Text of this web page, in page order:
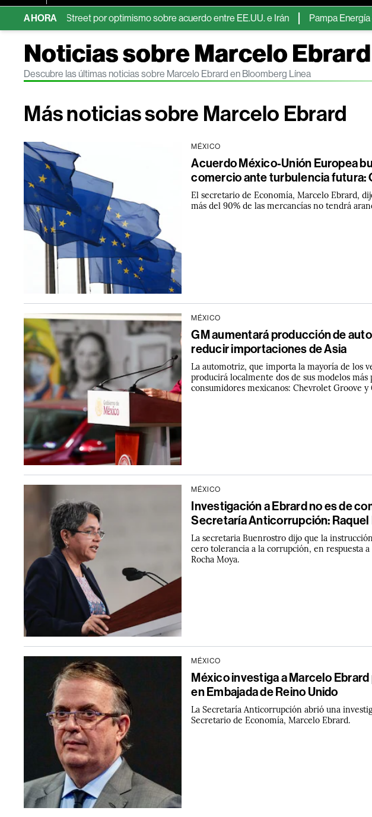
AHORA
Street por optimismo sobre acuerdo entre EE.UU. e Irán Pampa Energía duplica su
Noticias sobre Marcelo Ebrard
Descubre las últimas noticias sobre Marcelo Ebrard en Bloomberg Línea
Más noticias sobre Marcelo Ebrard
MÉXICO
Acuerdo México-Unión Europea
comercio ante turbulencia futura:
El secretario de Economía, Marcelo Ebrard,
más del 90% de las mercancías no tendrá
MÉXICO
GM aumentará producción de
reducir importaciones de Asia
La automotriz, que importa la mayoría de los
producirá localmente dos de sus modelos
consumidores mexicanos: Chevrolet Groove y
MÉXICO
Investigación a Ebrard no es de
Secretaría Anticorrupción:
La secretaria Buenrostro dijo que la
cero tolerancia a la corrupción, en respuesta
Rocha Moya.
MÉXICO
México investiga a Marcelo
en Embajada de Reino Unido
La Secretaría Anticorrupción abrió una
Secretario de Economía, Marcelo Ebrard.